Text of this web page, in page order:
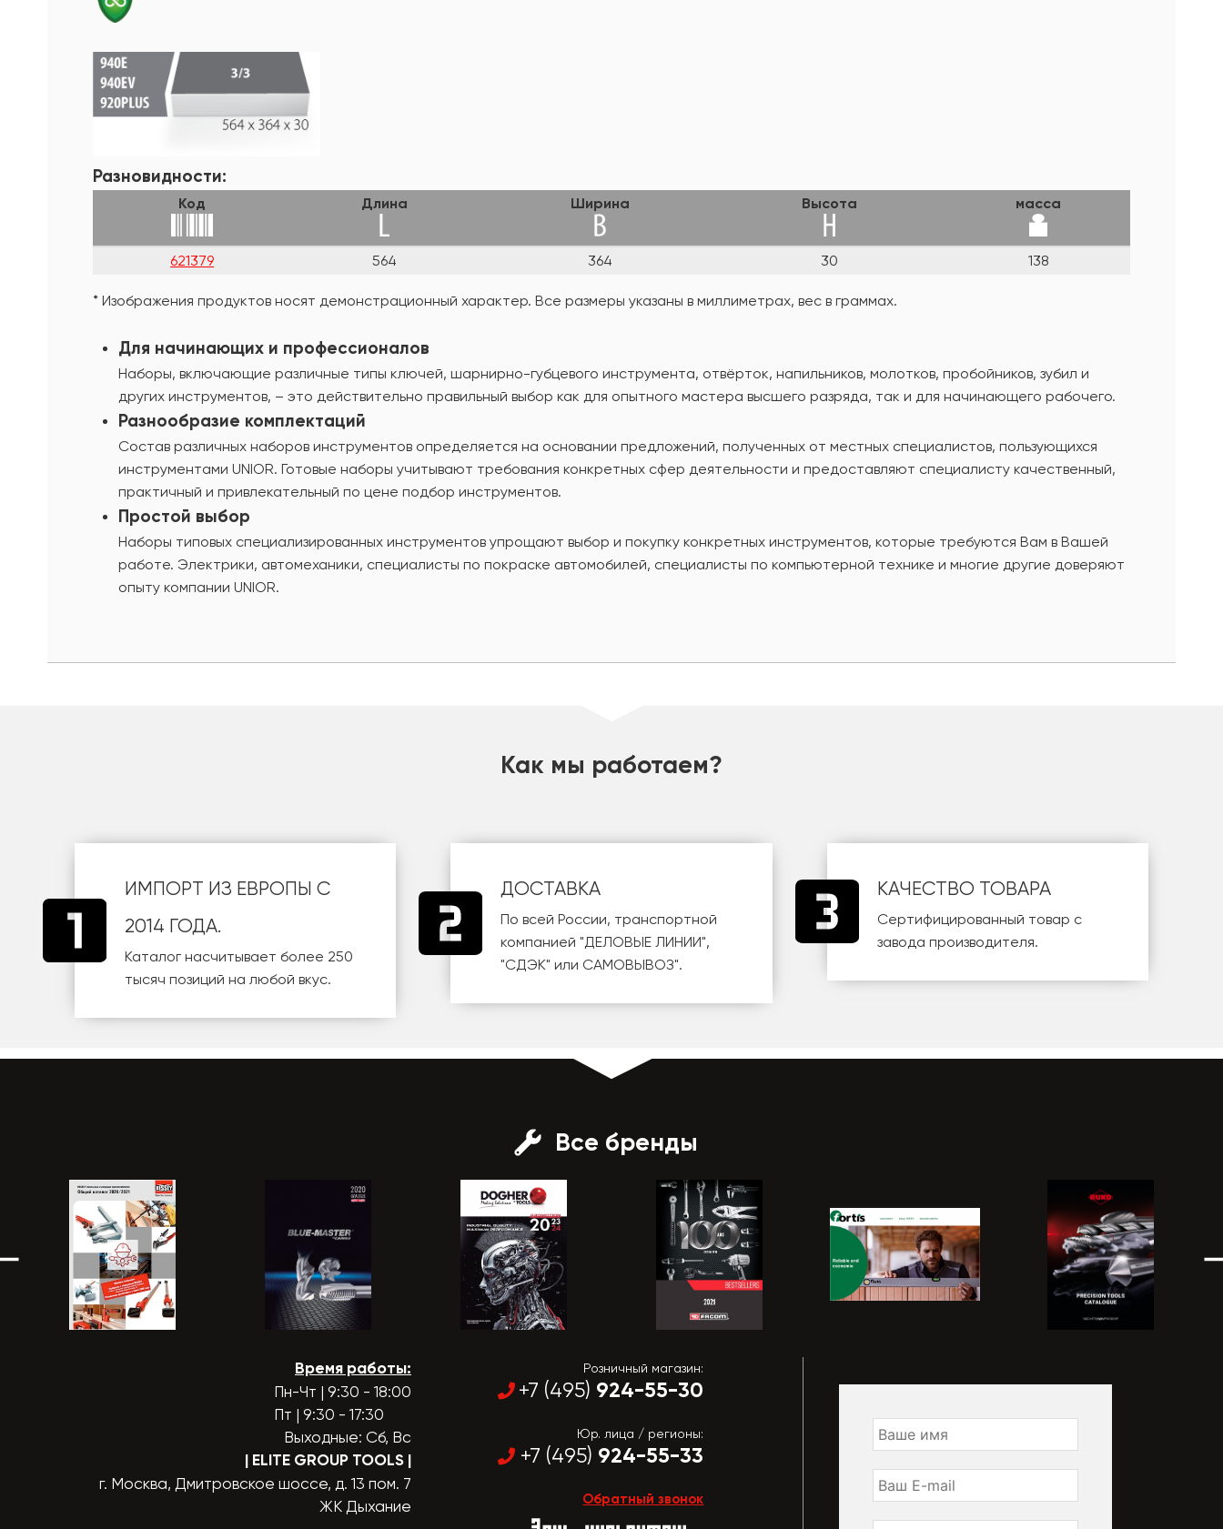
Разновидности:
Код Длина Ширина Высота масса
621379 564 364 30 138
* Изображения продуктов носят демонстрационный характер. Все размеры указаны в миллиметрах, вес в граммах.
Для начинающих и профессионалов
Наборы, включающие различные типы ключей, шарнирно-губцевого инструмента, отвёрток, напильников, молотков, пробойников, зубил и
других инструментов, – это действительно правильный выбор как для опытного мастера высшего разряда, так и для начинающего рабочего.
Разнообразие комплектаций
Состав различных наборов инструментов определяется на основании предложений, полученных от местных специалистов, пользующихся
инструментами UNIOR. Готовые наборы учитывают требования конкретных сфер деятельности и предоставляют специалисту качественный,
практичный и привлекательный по цене подбор инструментов.
Простой выбор
Наборы типовых специализированных инструментов упрощают выбор и покупку конкретных инструментов, которые требуются Вам в Вашей
работе. Электрики, автомеханики, специалисты по покраске автомобилей, специалисты по компьютерной технике и многие другие доверяют
опыту компании UNIOR.
Как мы работаем?
ИМПОРТ ИЗ ЕВРОПЫ С
2014 ГОДА.
Каталог насчитывает более 250
тысяч позиций на любой вкус.
ДОСТАВКА
По всей России, транспортной
компанией"ДЕЛОВЫЕ ЛИНИИ",
"СДЭК" или САМОВЫВОЗ".
КАЧЕСТВО ТОВАРА
Сертифицированный товар с
завода производителя.
Все бренды
Время работы:
Пн-Чт | 9:30 - 18:00
Пт | 9:30 - 17:30
Выходные: Сб, Вс
| ELITE GROUP TOOLS |
г. Москва, Дмитровское шоссе, д. 13 пом. 7
ЖК Дыхание
Розничный магазин:
+7 (495) 924-55-30
Юр. лица / регионы:
+7 (495) 924-55-33
Обратный звонок